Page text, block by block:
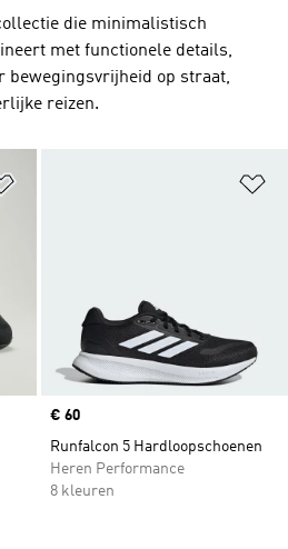
Price
€ 60
Runfalcon 5 Hardloopschoenen
Heren Performance
8 kleuren
die minimalistisch
met functionele details,
bewegingsvrijheid op straat,
reizen.